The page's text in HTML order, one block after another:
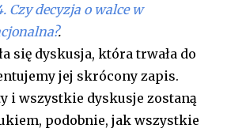
Czy decyzja o walce w
.
się dyskusja, która trwała do
jej skrócony zapis.
i wszystkie dyskusje zostaną
podobnie, jak wszystkie